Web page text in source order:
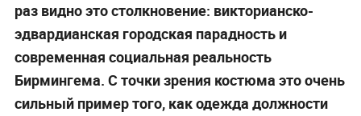
раз видно это столкновение: викторианско-
эдвардианская городская парадность и
современная социальная реальность
Бирмингема. С точки зрения костюма это очень
сильный пример того, как одежда должности